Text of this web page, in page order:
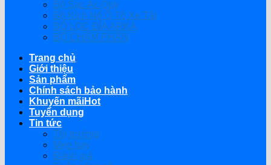
Bộ Sạc Ắc Quy
Bộ Kích Nổ Ô Tô Xe Tải
BỘ LỌC ĐĨA ARKA
BỘ CHÂM PHÂN
Trang chủ
Giới thiệu
Sản phẩm
Chính sách bảo hành
Khuyến mãi
Tuyển dụng
Tin tức
Thị trường
Mẹo hay
Đánh giá